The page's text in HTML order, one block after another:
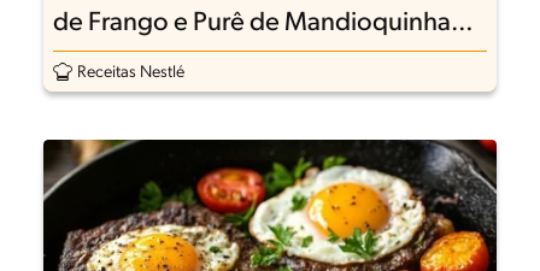
de Frango e Purê de Mandioquinha
com Carne Desfiada
Receitas Nestlé